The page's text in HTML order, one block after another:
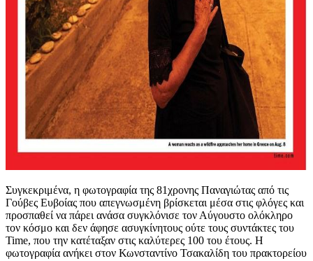
Συγκεκριμένα, η φωτογραφία της 81χρονης Παναγιώτας από τις
Γούβες Ευβοίας που απεγνωσμένη βρίσκεται μέσα στις φλόγες και
προσπαθεί να πάρει ανάσα συγκλόνισε τον Αύγουστο ολόκληρο
τον κόσμο και δεν άφησε ασυγκίνητους ούτε τους συντάκτες του
Time, που την κατέταξαν στις καλύτερες 100 του έτους. Η
φωτογραφία ανήκει στον Κωνσταντίνο Τσακαλίδη του πρακτορείου